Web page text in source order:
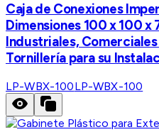
Caja de Conexiones
Dimensiones 100 x 100 x
Industriales,
Tornillería para su
LP-WBX-100LP-WBX-100